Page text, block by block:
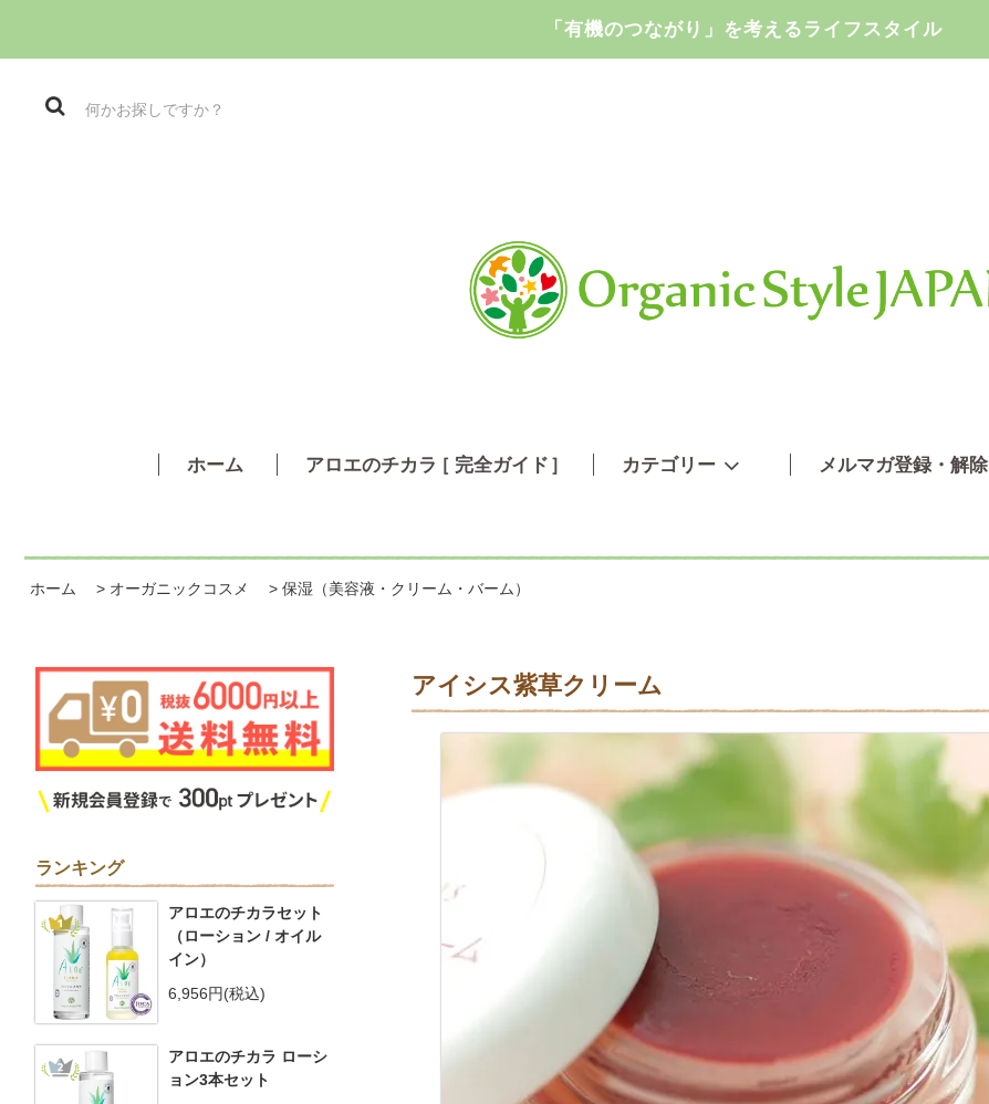
「有機のつながり」を考えるライフスタイル
ホーム アロエのチカラ［ 完全ガイド］ カテゴリー メルマガ登録・解除
ホーム > オーガニックコスメ > 保湿（美容液・クリーム・バーム）
ランキング
1
アロエのチカラセット
（ローション / オイル
イン）
6,956円(税込)
2
アロエのチカラ ローシ
ョン3本セット
アイシス紫草クリーム